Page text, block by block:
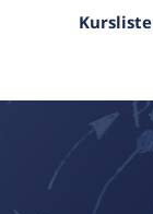
Kursliste